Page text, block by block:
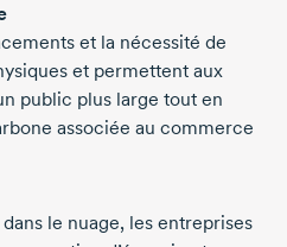
et la nécessité de
et permettent aux
public plus large tout en
associée au commerce
le nuage, les entreprises